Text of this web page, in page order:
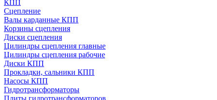
КПП
Сцепление
Валы карданные КПП
Корзины сцепления
Диски сцепления
Цилиндры сцепления главные
Цилиндры сцепления рабочие
Диски КПП
Прокладки, сальники КПП
Насосы КПП
Гидротрансформаторы
Плиты гидротрансформаторов